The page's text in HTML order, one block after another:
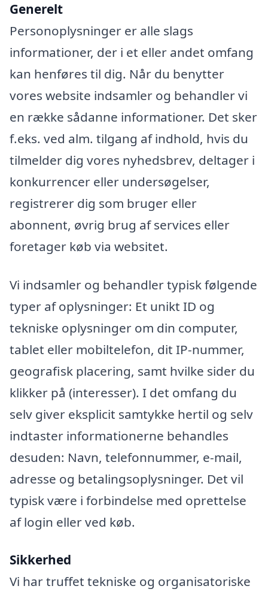
Generelt
Personoplysninger er alle slags
informationer, der i et eller andet omfang
kan henføres til dig. Når du benytter
vores website indsamler og behandler vi
en række sådanne informationer. Det sker
f.eks. ved alm. tilgang af indhold, hvis du
tilmelder dig vores nyhedsbrev, deltager i
konkurrencer eller undersøgelser,
registrerer dig som bruger eller
abonnent, øvrig brug af services eller
foretager køb via websitet.
Vi indsamler og behandler typisk følgende
typer af oplysninger: Et unikt ID og
tekniske oplysninger om din computer,
tablet eller mobiltelefon, dit IP-nummer,
geografisk placering, samt hvilke sider du
klikker på (interesser). I det omfang du
selv giver eksplicit samtykke hertil og selv
indtaster informationerne behandles
desuden: Navn, telefonnummer, e-mail,
adresse og betalingsoplysninger. Det vil
typisk være i forbindelse med oprettelse
af login eller ved køb.
Sikkerhed
Vi har truffet tekniske og organisatoriske